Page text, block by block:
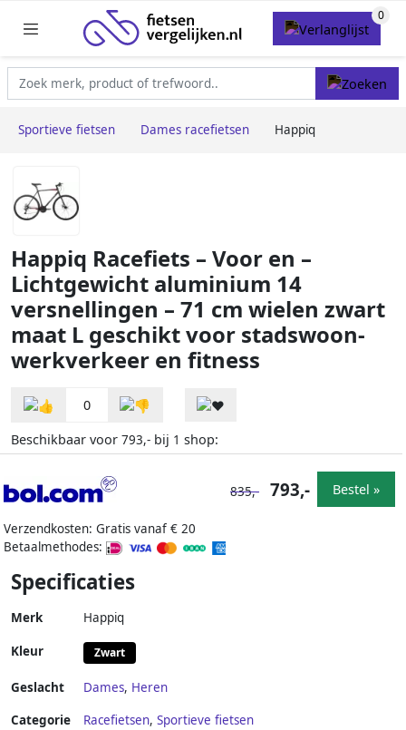
Sportieve fietsen Dames racefietsen Happiq
Happiq Racefiets – Voor en –
Lichtgewicht aluminium 14
versnellingen – 71 cm wielen zwart
maat L geschikt voor stadswoon-
werkverkeer en fitness
0
Beschikbaar voor 793,- bij 1 shop:
Verzendkosten: Gratis vanaf € 20
Betaalmethodes:
835,- 793,- Bestel »
Specificaties
Merk Happiq
Kleur Zwart
Geslacht Dames, Heren
Categorie
Racefietsen, Sportieve fietsen